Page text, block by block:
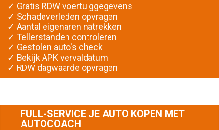
✓ Gratis RDW voertuiggegevens
✓ Schadeverleden opvragen
✓ Aantal eigenaren natrekken
✓ Tellerstanden controleren
✓ Gestolen auto's check
✓ Bekijk APK vervaldatum
✓ RDW dagwaarde opvragen
FULL-SERVICE JE AUTO KOPEN MET
AUTOCOACH